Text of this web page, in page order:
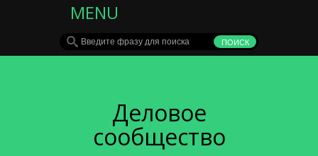
MENU
Деловое
сообщество